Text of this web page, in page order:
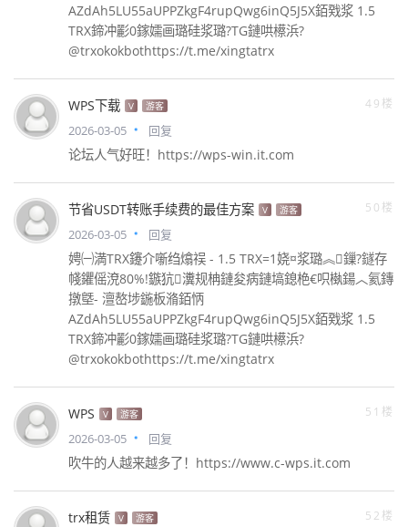
AZdAh5LU55aUPPZkgF4rupQwg6inQ5J5X銆戣浆 1.5
TRX鍗冲彲0鎵嬬画璐硅浆璐?TG鏈哄櫒浜?
@trxokokbothttps://t.me/xingtatrx
WPS下载 V 游客 49楼
2026-03-05 回复
论坛人气好旺！https://wps-win.it.com
节省USDT转账手续费的最佳方案 V 游客 50楼
2026-03-05 回复
娉㈠満TRX鑳介噺绉熻祦 - 1.5 TRX=1娆¤浆璐︽鏁?鐩存
帴鑺傜渷80%!鏃犺瀵规柟鏈夋病鏈塙鎴栬€呮槸鍚︿氦鏄
撴墍- 澶嶅埗鍦板潃銆怲
AZdAh5LU55aUPPZkgF4rupQwg6inQ5J5X銆戣浆 1.5
TRX鍗冲彲0鎵嬬画璐硅浆璐?TG鏈哄櫒浜?
@trxokokbothttps://t.me/xingtatrx
WPS V 游客 51楼
2026-03-05 回复
吹牛的人越来越多了！https://www.c-wps.it.com
trx租赁 V 游客 52楼